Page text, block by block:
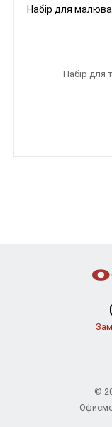
Набір для
Набір для
©